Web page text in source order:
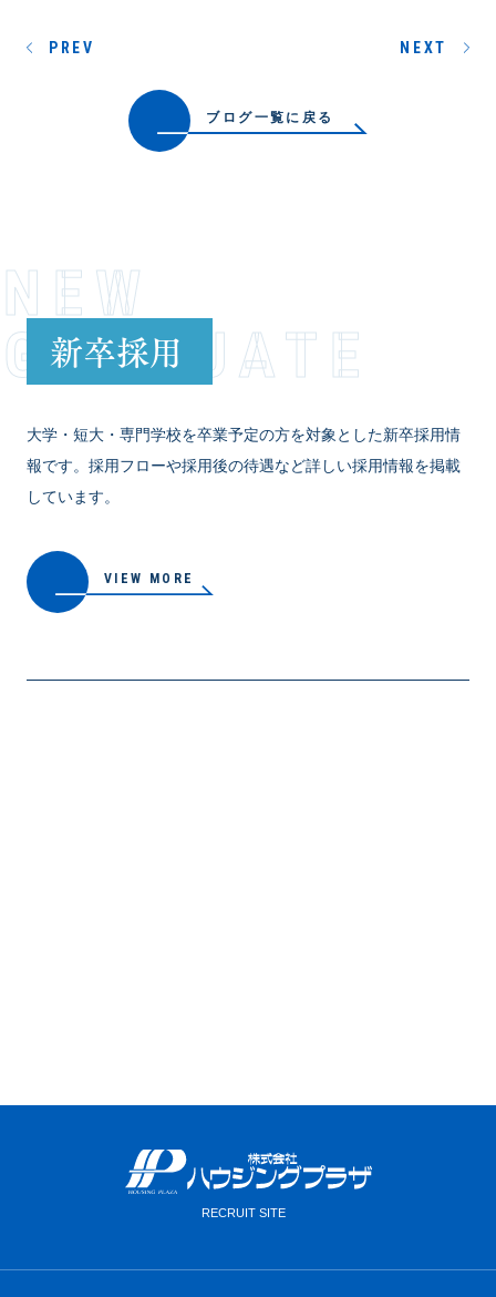
ブログ一覧に戻る
PREV NEXT
NEW
GRADUATE
新卒採用
大学・短大・専門学校を卒業予定の方を対象とした新卒採用情
報です。採用フローや採用後の待遇など詳しい採用情報を掲載
しています。
VIEW MORE